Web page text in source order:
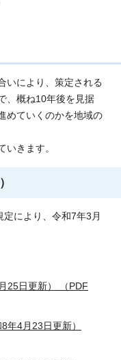
いにより、策定される
、概ね10年後を見据
めていくのかを地域の
きます。
により、令和7年3月
日更新） （PDF
4月23日更新）